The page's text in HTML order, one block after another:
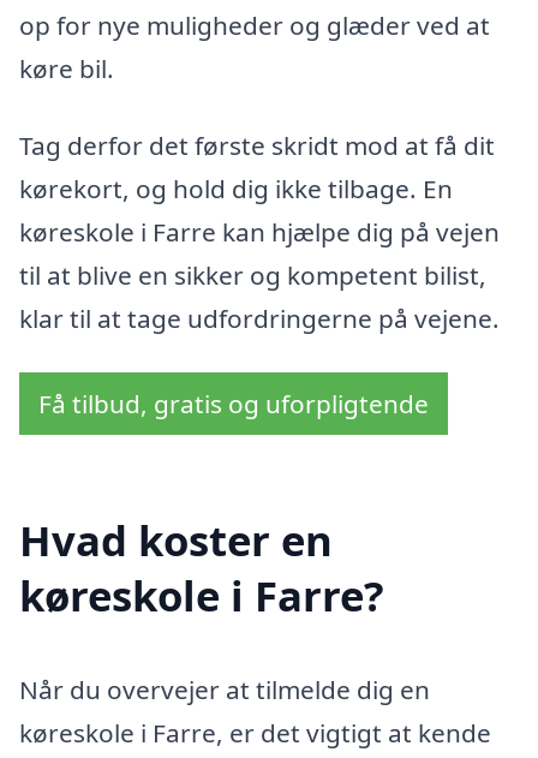
op for nye muligheder og glæder ved at
køre bil.
Tag derfor det første skridt mod at få dit
kørekort, og hold dig ikke tilbage. En
køreskole i Farre kan hjælpe dig på vejen
til at blive en sikker og kompetent bilist,
klar til at tage udfordringerne på vejene.
Få tilbud, gratis og uforpligtende
Hvad koster en
køreskole i Farre?
Når du overvejer at tilmelde dig en
køreskole i Farre, er det vigtigt at kende